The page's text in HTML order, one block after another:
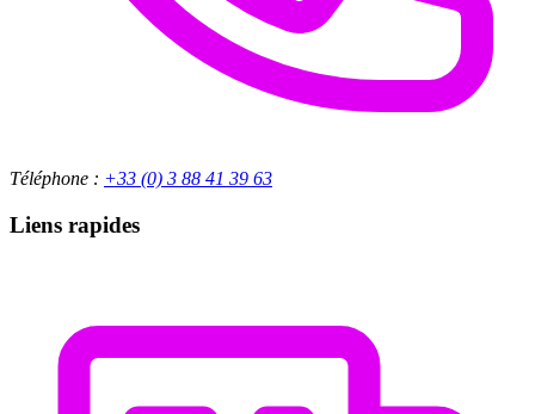
Téléphone : +33 (0) 3 88 41 39 63
Liens rapides